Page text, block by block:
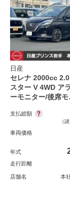
日産
セレナ 2000cc
スター V 4WD ア
ーモニター/後席
支払総額
（
車両価格
年式
走行距離
店舗名 本